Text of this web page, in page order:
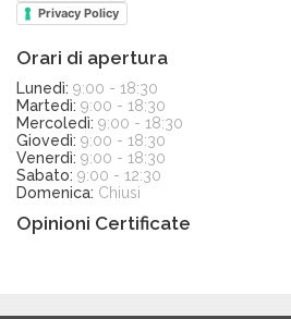
Privacy Policy
Orari di apertura
Lunedì: 9:00 - 18:30
Martedì: 9:00 - 18:30
Mercoledì: 9:00 - 18:30
Giovedì: 9:00 - 18:30
Venerdì: 9:00 - 18:30
Sabato: 9:00 - 12:30
Domenica: Chiusi
Opinioni Certificate